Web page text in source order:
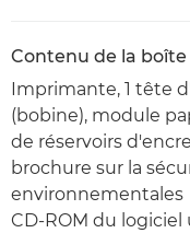
Contenu de la boîte
Imprimante, 1 tête
(bobine), module
de réservoirs
brochure sur la
environnementales
CD-ROM du logiciel